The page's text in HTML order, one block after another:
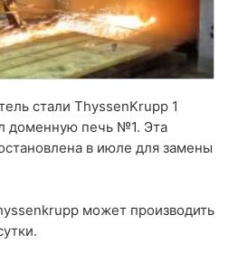
стали ThyssenKrupp 1
доменную печь №1. Эта
​​в июле для замены
может производить